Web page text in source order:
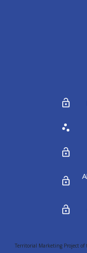
Territorial Marketing Project of